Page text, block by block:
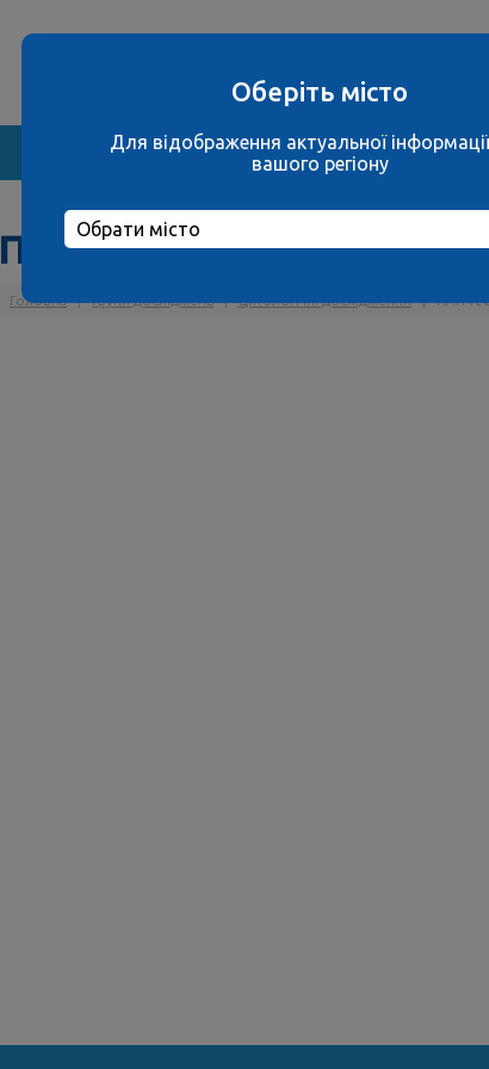
обрати місто
вул.
Контакти
ПАП-тест на основі
Головна | Групи досліджень | Цитологічні дослідження | ПАП-
Оберіть місто
Для відображення актуальної
вашого регіону
Обрати місто